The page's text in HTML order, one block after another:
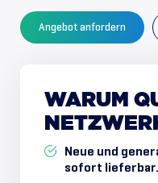
Angebot anfordern
WARUM
Neue und
sofort lieferbar.